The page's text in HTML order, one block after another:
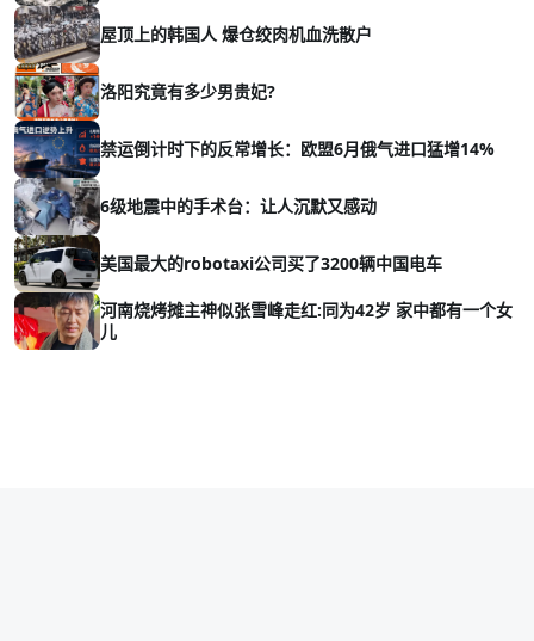
屋顶上的韩国人 爆仓绞肉机血洗散户
洛阳究竟有多少男贵妃?
禁运倒计时下的反常增长：欧盟6月俄气进口猛增14%
6级地震中的手术台：让人沉默又感动
美国最大的robotaxi公司买了3200辆中国电车
河南烧烤摊主神似张雪峰走红:同为42岁 家中都有一个女
儿